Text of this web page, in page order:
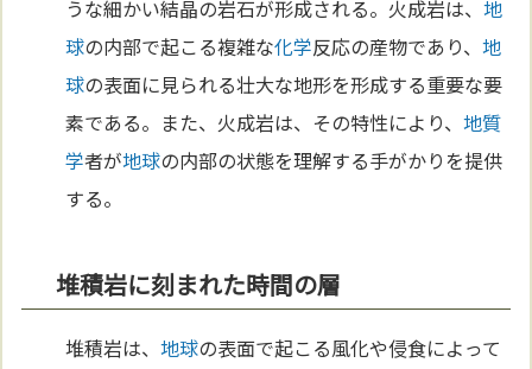
うな細かい結晶の岩石が形成される。火成岩は、地
球の内部で起こる複雑な化学反応の産物であり、地
球の表面に見られる壮大な地形を形成する重要な要
素である。また、火成岩は、その特性により、地質
学者が地球の内部の状態を理解する手がかりを提供
する。
堆積岩に刻まれた時間の層
堆積岩は、地球の表面で起こる風化や侵食によって